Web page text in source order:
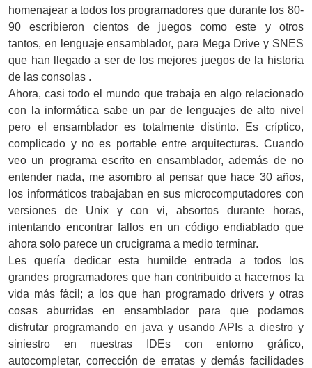
homenajear a todos los programadores que durante los 80-
90 escribieron cientos de juegos como este y otros
tantos, en lenguaje ensamblador, para Mega Drive y SNES
que han llegado a ser de los mejores juegos de la historia
de las consolas .
Ahora, casi todo el mundo que trabaja en algo relacionado
con la informática sabe un par de lenguajes de alto nivel
pero el ensamblador es totalmente distinto. Es críptico,
complicado y no es portable entre arquitecturas. Cuando
veo un programa escrito en ensamblador, además de no
entender nada, me asombro al pensar que hace 30 años,
los informáticos trabajaban en sus microcomputadores con
versiones de Unix y con vi, absortos durante horas,
intentando encontrar fallos en un código endiablado que
ahora solo parece un crucigrama a medio terminar.
Les quería dedicar esta humilde entrada a todos los
grandes programadores que han contribuido a hacernos la
vida más fácil; a los que han programado drivers y otras
cosas aburridas en ensamblador para que podamos
disfrutar programando en java y usando APIs a diestro y
siniestro en nuestras IDEs con entorno gráfico,
autocompletar, corrección de erratas y demás facilidades